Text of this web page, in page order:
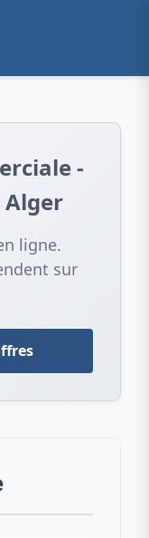
-
Alger
ligne.
sur